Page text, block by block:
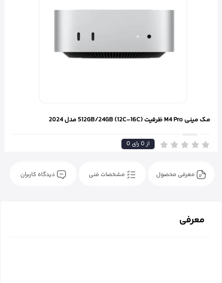
مک مینی M4 Pro ظرفیت (12C-16C) 512GB/24GB مدل 2024
0 از0 رای
معرفی محصول مشخصات فنی دیدگاه کاربران
معرفی